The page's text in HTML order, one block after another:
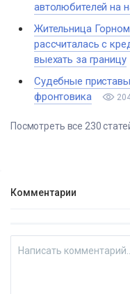
автолюбителей на
Жительница
рассчиталась с
выехать за границу
Судебные
фронтовика
Посмотреть все 230
Комментарии